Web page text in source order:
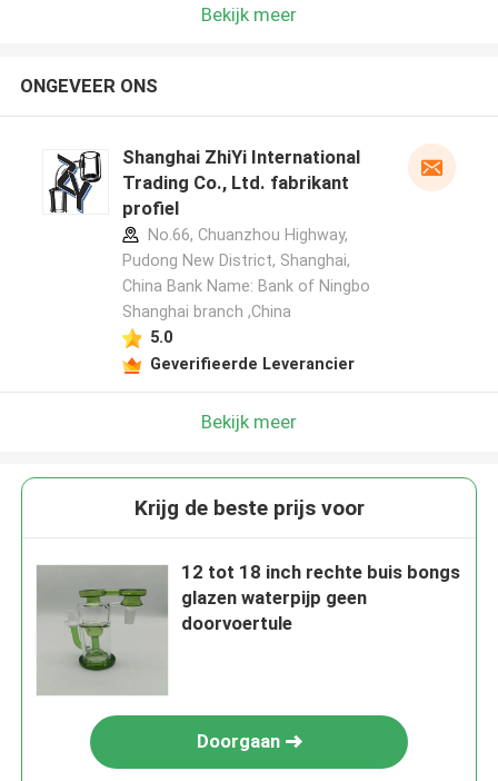
Bekijk meer
ONGEVEER ONS
Shanghai ZhiYi International
Trading Co., Ltd. fabrikant
profiel
No.66, Chuanzhou Highway,
Pudong New District, Shanghai,
China Bank Name: Bank of Ningbo
Shanghai branch ,China
5.0
Geverifieerde Leverancier
Bekijk meer
Krijg de beste prijs voor
12 tot 18 inch rechte buis bongs
glazen waterpijp geen
doorvoertule
Doorgaan